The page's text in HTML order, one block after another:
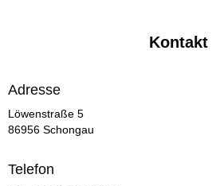
Kontakt
Adresse
Löwenstraße 5
86956 Schongau
Telefon